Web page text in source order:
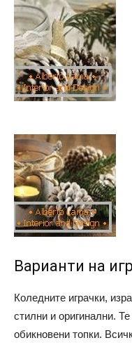
Варианти на
Коледните играчки,
стилни и оригинални.
обикновени топки.